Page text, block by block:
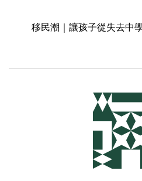
移民潮｜讓孩子從失去中